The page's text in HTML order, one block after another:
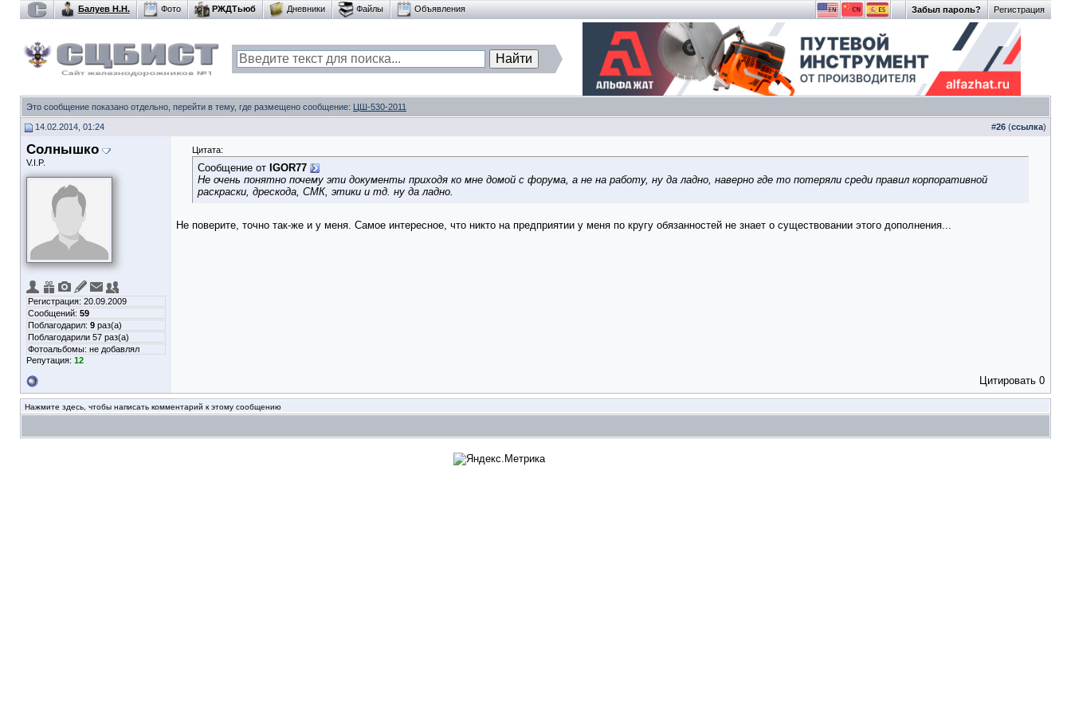
Регистрация
Забыл пароль?
Балуев Н.Н. Фото РЖДТьюб Дневники Файлы Объявления
Это сообщение показано отдельно, перейти в тему, где размещено сообщение: ЦШ-530-2011
14.02.2014, 01:24 #26 (ссылка)
Солнышко
V.I.P.
Регистрация: 20.09.2009
Сообщений: 59
Поблагодарил: 9 раз(а)
Поблагодарили 57 раз(а)
Фотоальбомы: не добавлял
Репутация: 12
Цитата:
Сообщение от IGOR77
Не очень понятно почему эти документы приходя ко мне домой с форума, а не на работу, ну да ладно, наверно где то потеряли среди правил корпоративной
раскраски, дрескода, СМК, этики и тд. ну да ладно.
Не поверите, точно так-же и у меня. Самое интересное, что никто на предприятии у меня по кругу обязанностей не знает о существовании этого дополнения...
Цитировать 0
Нажмите здесь, чтобы написать комментарий к этому сообщению